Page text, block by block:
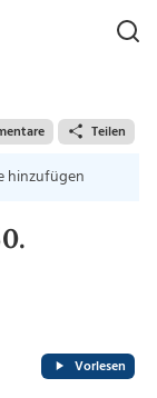
Teilen
hinzufügen
Vorlesen